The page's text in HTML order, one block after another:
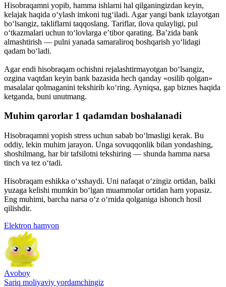
Hisobraqamni yopib, hamma ishlarni hal qilganingizdan keyin,
kelajak haqida o‘ylash imkoni tug‘iladi. Agar yangi bank izlayotgan
bo‘lsangiz, takliflarni taqqoslang. Tariflar, ilova qulayligi, pul
o‘tkazmalari uchun to‘lovlarga e’tibor qarating. Ba’zida bank
almashtirish — pulni yanada samaraliroq boshqarish yo‘lidagi
qadam bo‘ladi.
Agar endi hisobraqam ochishni rejalashtirmayotgan bo‘lsangiz,
ozgina vaqtdan keyin bank bazasida hech qanday «osilib qolgan»
masalalar qolmaganini tekshirib ko‘ring. Ayniqsa, gap biznes haqida
ketganda, buni unutmang.
Muhim qarorlar 1 qadamdan boshalanadi
Hisobraqamni yopish stress uchun sabab bo‘lmasligi kerak. Bu
oddiy, lekin muhim jarayon. Unga sovuqqonlik bilan yondashing,
shoshilmang, har bir tafsilotni tekshiring — shunda hamma narsa
tinch va tez o‘tadi.
Hisobraqam eshikka o‘xshaydi. Uni nafaqat o‘zingiz ortidan, balki
yuzaga kelishi mumkin bo‘lgan muammolar ortidan ham yopasiz.
Eng muhimi, barcha narsa o‘z o‘rnida qolganiga ishonch hosil
qilishdir.
Elektron hamyon
Аvoboy
Sariq moliyaviy yordamchingiz